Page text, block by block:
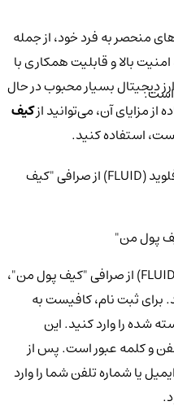
منحصر به فرد خود، از جمله
بالا و قابلیت همکاری با
دیجیتال بسیار محبوب در حال
مزایای آن، می‌توانید ازکیف
استفاده کنید.
آموزش ثبت نام و خرید ارز دیجیتال فلوید (FLUID) از صرافی "کیف
پول من"
برای شروع خرید ارز دیجیتال فلوید (FLUID) از صرافی "کیف پول من"،
برای ثبت نام، کافیست به
شده را وارد کنید. این
و کلمه عبور است. پس از
یا شماره تلفن شما را وارد